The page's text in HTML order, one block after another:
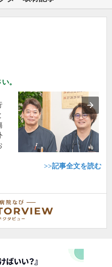
。
>>記事全文を読む